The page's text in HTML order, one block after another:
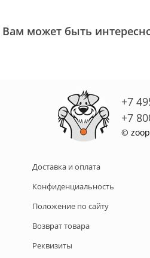
Вам может быть
+7
+7
©
Доставка и оплата
Конфиденциальность
Положение по сайту
Возврат товара
Реквизиты